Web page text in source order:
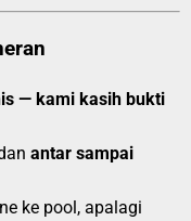
— kami kasih bukti
antar sampai
ke pool, apalagi